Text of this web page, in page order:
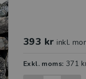
393 kr inkl.
Exkl. moms: 371